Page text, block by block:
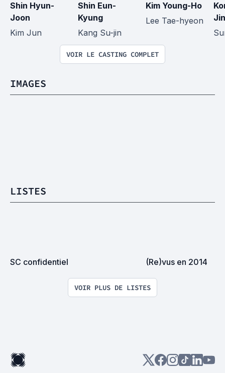
Shin Hyun-
Joon
Kim Jun
Shin Eun-
Kyung
Kang Su-jin
Kim Young-Ho
Lee Tae-hyeon
Jin
VOIR LE CASTING COMPLET
IMAGES
LISTES
SC confidentiel (Re)vus en 2014
VOIR PLUS DE LISTES